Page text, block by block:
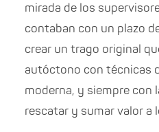
mirada de los
contaban con un plazo
crear un trago original
autóctono con técnicas
moderna, y siempre con
rescatar y sumar valor a